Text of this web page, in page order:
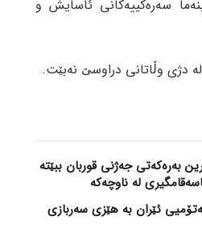
سەرەکییەکانی ئاسایش و
دژی وڵاتانی دراوسێ نەبێت.
بەرەکەتی جەژنی قوربان ببێتە
لە ناوچەکە
ئێران بە هێزی سەربازی